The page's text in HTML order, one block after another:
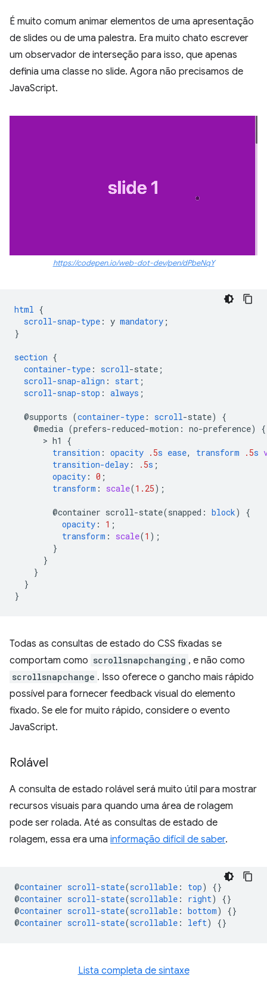
É muito comum animar elementos de uma apresentação
de slides ou de uma palestra. Era muito chato escrever
um observador de interseção para isso, que apenas
definia uma classe no slide. Agora não precisamos de
JavaScript.
https://codepen.io/web-dot-dev/pen/dPbeNqY
html {
scroll-snap-type : y mandatory ;
}
section {
container-type : scroll-state ;
scroll-snap-align : start ;
scroll-snap-stop : always ;
@supports (container-type : scroll-state)
{
@media (prefers-reduced-motion : no-preference)
{
      >
h1
{
transition : opacity .5s ease, transform .5s
transition-delay : .5s ;
opacity : 0 ;
transform : scale(1.25);
@container scroll-state(snapped : block)
{
opacity : 1 ;
transform : scale(1 );
}
}
}
}
}
Todas as consultas de estado do CSS fixadas se
comportam como scrollsnapchanging , e não como
scrollsnapchange . Isso oferece o gancho mais rápido
possível para fornecer feedback visual do elemento
fixado. Se ele for muito rápido, considere o evento
JavaScript.
Rolável
A consulta de estado rolável será muito útil para mostrar
recursos visuais para quando uma área de rolagem
pode ser rolada. Até as consultas de estado de
rolagem, essa era uma informação difícil de saber.
@container scroll-state(scrollable : top)
{}
@container scroll-state(scrollable : right)
{}
@container scroll-state(scrollable : bottom)
{}
@container scroll-state(scrollable : left) {}
Lista completa de sintaxe